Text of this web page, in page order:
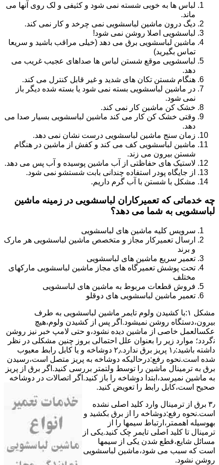
لباس ها به خوبی شسته نمی شود و کثیفی و لک روی آنها می
ماند.
دیگ درون ماشین لباسشویی نمی چرخد و کار نمی کند.
لباسشویی اصلا روشن نمی شود!
ماشین لباسشویی برق می دهد (خیلی مراقب باشید و سریعا
تماس بگیرید)
لباسشویی موقع شستن لباس ها صداهای عجیب غریب می
دهد.
هنگام شستن تکان های شدید و غیر قابل کنترل می کند.
در ماشین لباسشویی بسته نمی شود یا بسته شده دیگر باز
نمی شود.
خشک کن ماشین کار نمی کند.
وقتی خشک کن کار می کند ماشین لباسشویی بسیار صدا می
دهد.
زمان سنج ماشین لباسشویی درست نشان نمی دهد.
ماشین لباسشویی کف می کند و کفش از ماشین در هنگام
شستن بیرون می زند.
لاستیک های حفاظتی از آب ماشین پوسیده و آب پس می دهد.
از جایگاه پودر استفاده چندانی بابت شستشو نمی شود.
مشکل با شستن با آب گرم داریم.
چه خدماتی که تعمیرکاران لباسشویی در زمینه ماشین
لباسشویی به شما می دهد؟
سرویس کلیه ماشین های لباسشویی
ارسال تعمیرکار مجاز و متخصص ماشین لباسشویی هر مارک
و برند
تعمیر سریع ماشین های لباسشویی
تحت پوشش تعمیرگاه های مجاز ماشین لباسشویی مارکهای
مختلف
فروش قطعات مربوط به ماشین های لباسشویی
تعمیر ماشین لباسشویی های دوقلو
مشکل ۱:ﺑﺎ ﮐﺸﯿﺪن وﻟﻮم ﺗﺎﯾﻤﺮ ماشین لباسشویی به طرف
ﺑﯿﺮون،دستگاه روﺷﻦ نمیشود.اﮔﺮ ﭘﺲ از ﮐﺸﯿﺪن وﻟﻮم،ﻫﯿﭻ
عکسالعمل ﺧﺎﺻﯽ از ﻣﺎﺷﯿﻦ دﯾﺪه نشود،و حتی ﻻﻣﭗ ﺧﺒﺮ ﻧﯿﺰ روﺷﻦ
ﻧگردد؛ موارد زیر را بعنوان ﻋﻠﻞ احتمالی بروز چنین مشکلی در نظر
داشته باشید:۱٫ ﭘﺮﯾﺰ ﺑﺮق ﻧﺪارد.۲٫ دوﺷﺎﺧﻪ و ﯾﺎ ﮐﺎﺑﻞ راﺑﻂ ﻣﻌﯿﻮب
ﺷﺪه است.نحوه رفع:درحالیکه دوﺷﺎﺧﻪ ﺑﻪ ﭘﺮﯾﺰ ﻣﺘﺼﻞ اﺳﺖ،رﺳﯿﺪن
ﺑﺮق ﺑﻪ ﺗﺮﻣﯿﻨﺎل ﻣﺎﺷﯿﻦ را ﺗﻮﺳﻂ ولتمتر بررسی ﮐﻨﯿﺪ.اﮔﺮ ﺑﺮق از ﭘﺮﯾﺰ
ﺑﻪ ﻣﺎﺷﯿﻦ نمیرسد،اﺑﺘﺪا دوشاخه را باز کنید.اﮔﺮ اﺗﺼﺎﻻت در دوشاخه
ﺻﺤﯿﺢ اﺳﺖ،ﮐﺎﺑﻞ راﺑﻂ را ﺗﻌﻮﯾﺾ کنید.
۳٫ ﺑﺮق از ﺗﺮﻣﯿﻨﺎل وارد ﮐﻠﯿﺪ اﺻﻠﯽ ﻧﺸﺪه
است.نحوه رﻓﻊ:دوشاخه را از ﺑﺮق بکشید و
بهوسیله اهممتر،ارﺗﺒﺎط سیمها را از
ﺗﺮﻣﯿﻨﺎل ﺗﺎ ﮐﻠﯿﺪ اﺻﻠﯽ ﺗﺎﯾﻤﺮ چک کنید.یکی از
مسائل شایع،ﻗﻄﻊ شدن ﯾﮑﯽ از سیمها
است که سبب می شود،ﻣﺎﺷﯿﻦ لباسشویی
روﺷﻦ نشود.